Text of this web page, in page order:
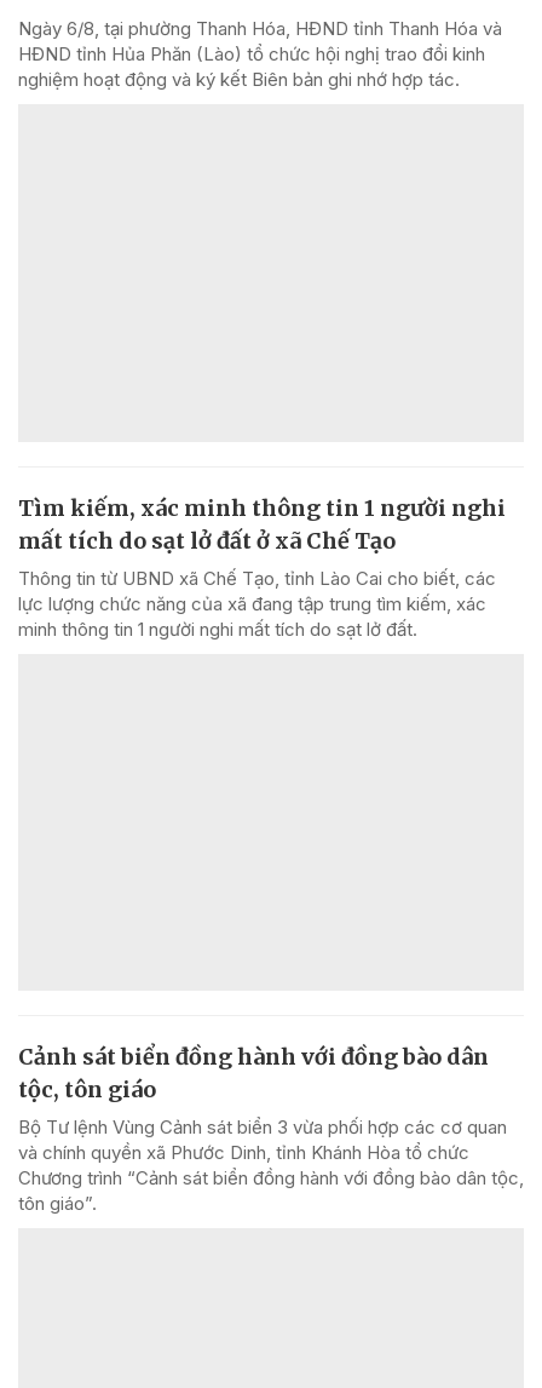
Ngày 6/8, tại phường Thanh Hóa, HĐND tỉnh Thanh Hóa và
HĐND tỉnh Hủa Phăn (Lào) tổ chức hội nghị trao đổi kinh
nghiệm hoạt động và ký kết Biên bản ghi nhớ hợp tác.
Tìm kiếm, xác minh thông tin 1 người nghi
mất tích do sạt lở đất ở xã Chế Tạo
Thông tin từ UBND xã Chế Tạo, tỉnh Lào Cai cho biết, các
lực lượng chức năng của xã đang tập trung tìm kiếm, xác
minh thông tin 1 người nghi mất tích do sạt lở đất.
Cảnh sát biển đồng hành với đồng bào dân
tộc, tôn giáo
Bộ Tư lệnh Vùng Cảnh sát biển 3 vừa phối hợp các cơ quan
và chính quyền xã Phước Dinh, tỉnh Khánh Hòa tổ chức
Chương trình “Cảnh sát biển đồng hành với đồng bào dân tộc,
tôn giáo”.